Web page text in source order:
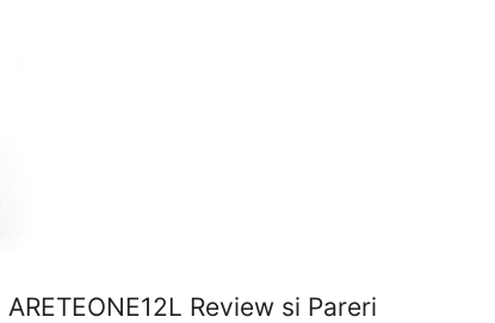
Review si Pareri